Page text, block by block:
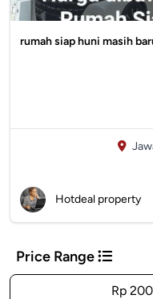
rumah siap huni masih
Hotdeal property
Price Range
Rp